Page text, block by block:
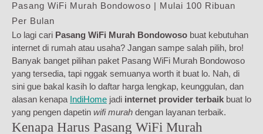
Pasang WiFi Murah Bondowoso | Mulai 100 Ribuan
Per Bulan
Lo lagi cari Pasang WiFi Murah Bondowoso buat kebutuhan
internet di rumah atau usaha? Jangan sampe salah pilih, bro!
Banyak banget pilihan paket Pasang WiFi Murah Bondowoso
yang tersedia, tapi nggak semuanya worth it buat lo. Nah, di
sini gue bakal kasih lo daftar harga lengkap, keunggulan, dan
alasan kenapa IndiHome jadi internet provider terbaik buat lo
yang pengen dapetin wifi murah dengan layanan terbaik.
Kenapa Harus Pasang WiFi Murah